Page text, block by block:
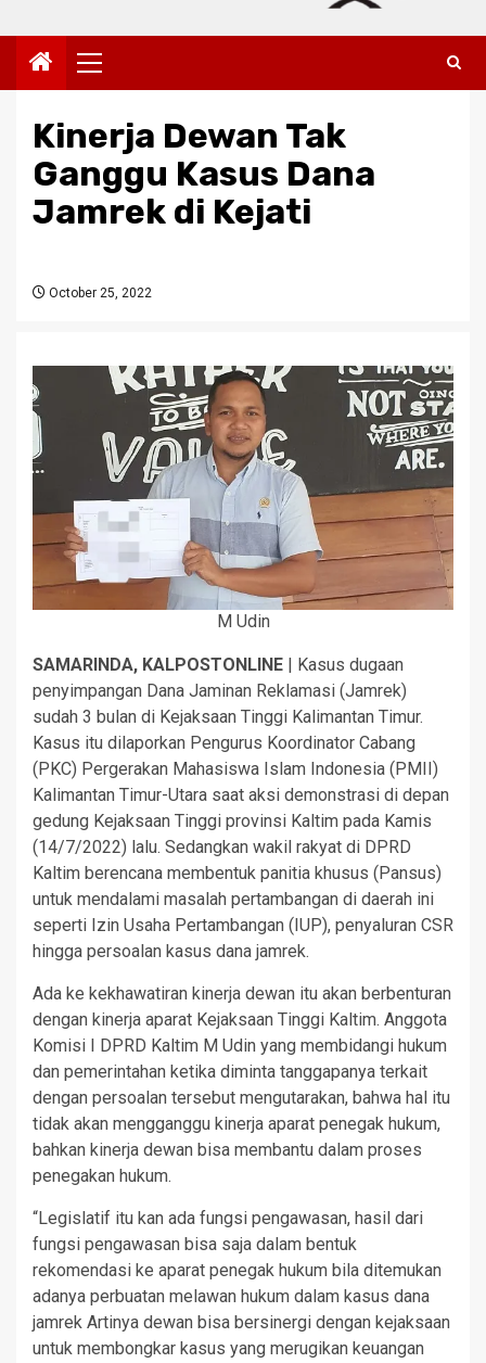
Primary
Menu
Kinerja Dewan Tak
Ganggu Kasus Dana
Jamrek di Kejati
October 25, 2022
M Udin
SAMARINDA, KALPOSTONLINE | Kasus dugaan
penyimpangan Dana Jaminan Reklamasi (Jamrek)
sudah 3 bulan di Kejaksaan Tinggi Kalimantan Timur.
Kasus itu dilaporkan Pengurus Koordinator Cabang
(PKC) Pergerakan Mahasiswa Islam Indonesia (PMII)
Kalimantan Timur-Utara saat aksi demonstrasi di depan
gedung Kejaksaan Tinggi provinsi Kaltim pada Kamis
(14/7/2022) lalu. Sedangkan wakil rakyat di DPRD
Kaltim berencana membentuk panitia khusus (Pansus)
untuk mendalami masalah pertambangan di daerah ini
seperti Izin Usaha Pertambangan (IUP), penyaluran CSR
hingga persoalan kasus dana jamrek.
Ada ke kekhawatiran kinerja dewan itu akan berbenturan
dengan kinerja aparat Kejaksaan Tinggi Kaltim. Anggota
Komisi I DPRD Kaltim M Udin yang membidangi hukum
dan pemerintahan ketika diminta tanggapanya terkait
dengan persoalan tersebut mengutarakan, bahwa hal itu
tidak akan mengganggu kinerja aparat penegak hukum,
bahkan kinerja dewan bisa membantu dalam proses
penegakan hukum.
“Legislatif itu kan ada fungsi pengawasan, hasil dari
fungsi pengawasan bisa saja dalam bentuk
rekomendasi ke aparat penegak hukum bila ditemukan
adanya perbuatan melawan hukum dalam kasus dana
jamrek Artinya dewan bisa bersinergi dengan kejaksaan
untuk membongkar kasus yang merugikan keuangan